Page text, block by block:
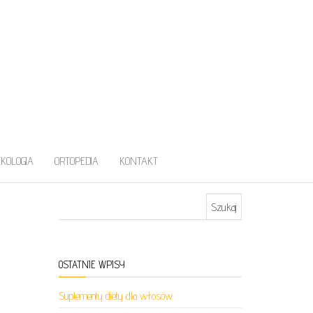
ORTOPEDIA KONTAKT
OSTATNIE WPISY
Suplementy diety dla włosów